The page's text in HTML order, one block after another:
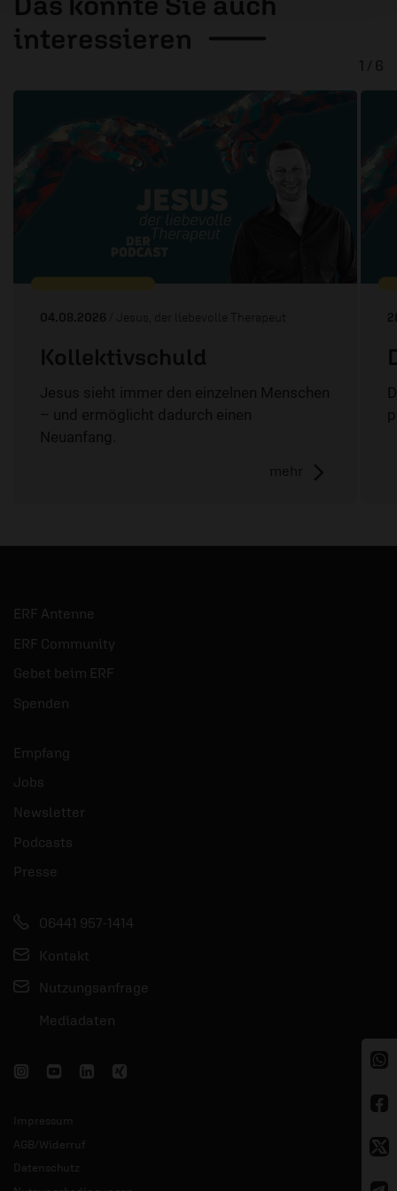
interessieren
04.08.2026 / Jesus, der liebevolle Therapeut
Kollektivschuld
Jesus sieht immer den einzelnen Menschen
– und ermöglicht dadurch einen
Neuanfang.
mehr
1 / 6
ERF Antenne
ERF Community
Gebet beim ERF
Spenden
Empfang
Jobs
Newsletter
Podcasts
Presse
06441 957-1414
Kontakt
Nutzungsanfrage
Mediadaten
Impressum
AGB/Widerruf
Datenschutz